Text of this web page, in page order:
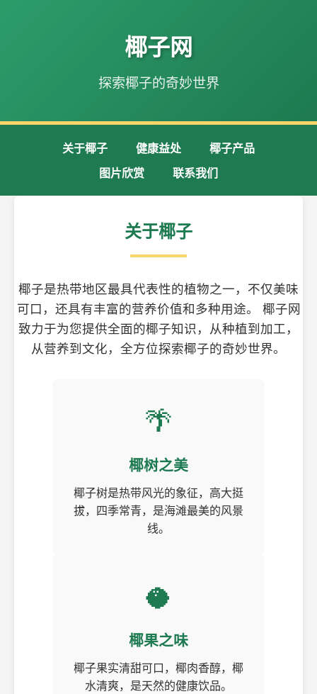
椰子网
探索椰子的奇妙世界
关于椰子 健康益处
椰子产品
图片欣赏
联系我们
关于椰子
椰子是热带地区最具代表性的植物之一，不仅美味
可口，还具有丰富的营养价值和多种用途。 椰子网
致力于为您提供全面的椰子知识，从种植到加工，
从营养到文化，全方位探索椰子的奇妙世界。
🌴
椰树之美
椰子树是热带风光的象征，高大挺
拔，四季常青，是海滩最美的风景
线。
🥥
椰果之味
椰子果实清甜可口，椰肉香醇，椰
水清爽，是天然的健康饮品。